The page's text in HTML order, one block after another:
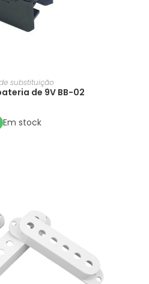
substituição
de 9V BB-02
Em stock